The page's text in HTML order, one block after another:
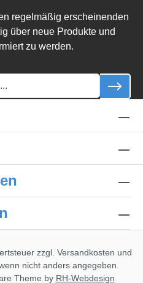
regelmäßig erscheinenden
über neue Produkte und
zu werden.
zzgl. Versandkosten und
nicht anders angegeben.
Theme by RH-Webdesign